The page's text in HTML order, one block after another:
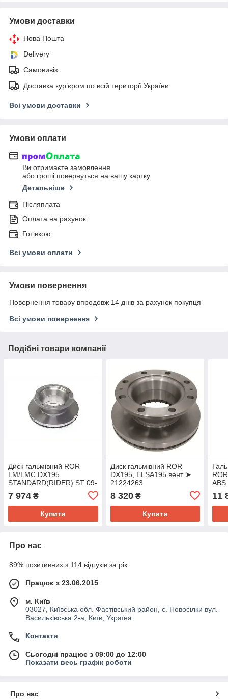
Умови доставки
Нова Пошта
Delivery
Самовивіз
Доставка кур’єром по всій території України.
Всі умови доставки
Умови оплати
Ви отримаєте замовлення
або гроші повернуться на вашу картку
Детальніше
Післяплата
Оплата на рахунок
Готівкою
Всі умови оплати
Умови повернення
Повернення товару впродовж 14 днів за рахунок покупця
Всі умови повернення
Подібні товари компанії
Диск гальмівний ROR
LM/LMC DX195
STANDARD(RIDER) ST 09-
7 974 ₴
Купити
Диск гальмівний ROR
DX195, ELSA195 вент ➤
21224263
8 320₴
Купити
ABS
11
Про нас
89% позитивних з 114 відгуків за рік
Працює з 23.06.2015
м. Київ
03027, Київська обл. Фастівський район, с. Новосілки вул.
Васильківська 2-а, Київ, Україна
Контакти
Сьогодні працює з 09:00 до 12:00
Показати весь графік роботи
Про нас